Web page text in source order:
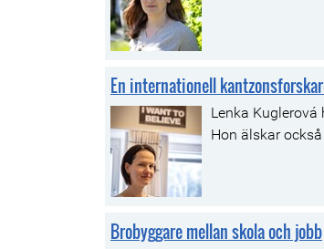
En internationell
Lenka
Hon älskar
Brobyggare mellan skola och jobb